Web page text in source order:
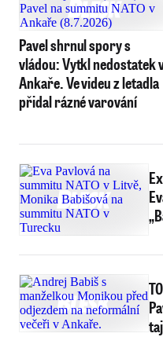
Pavel shrnul spory s
vládou: Vytkl nedostatek
Ankaře. Ve videu z letadla
přidal rázné varování